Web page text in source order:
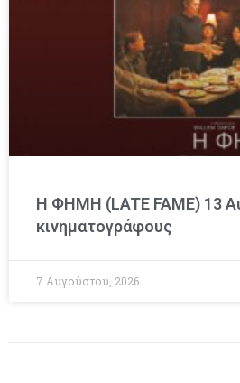
Η ΦΗΜΗ (LATE FAME) 13
κινηματογράφους
7 Αυγούστου, 2026